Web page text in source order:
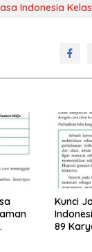
Indonesia
Kunci
89